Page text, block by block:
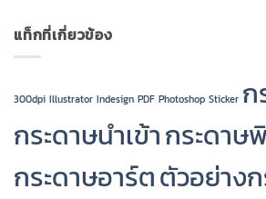
แท็กที่เกี่ยวข้อง
300dpi Illustrator Indesign PDF Photoshop Sticker ก
กระดาษนำเข้ากระดาษ
กระดาษอาร์ตตัวอย่าง